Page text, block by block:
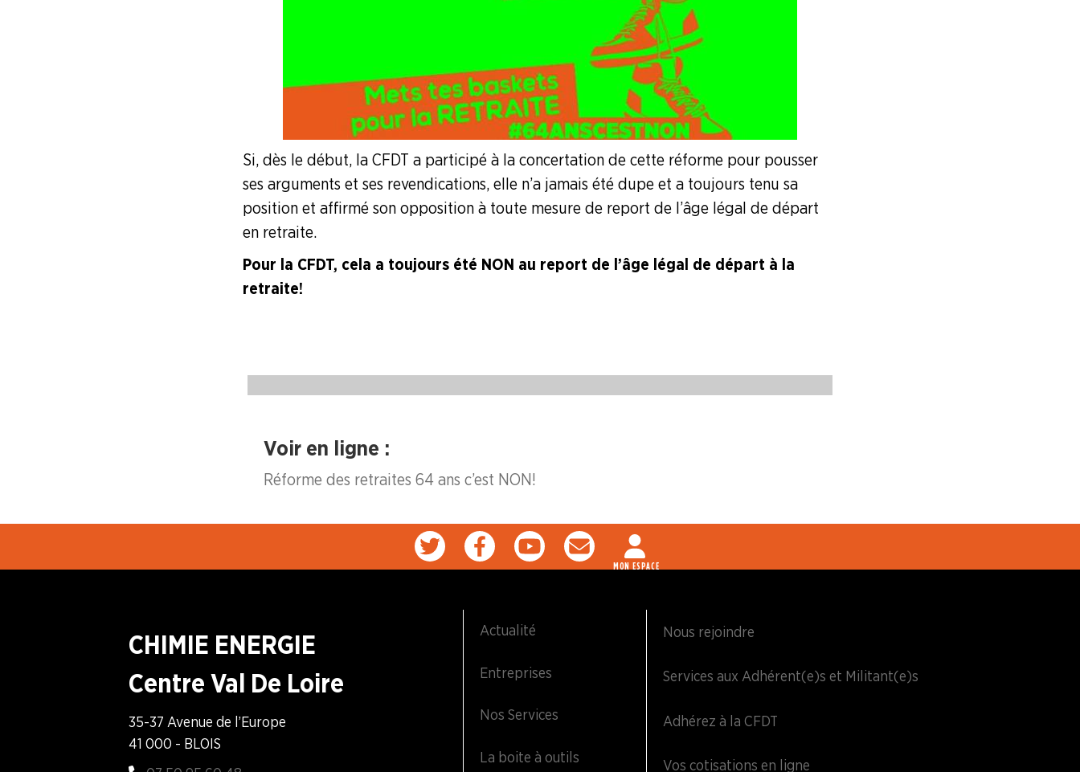
Si, dès le début, la CFDT a participé à la concertation de cette réforme pour pousser
ses arguments et ses revendications, elle n’a jamais été dupe et a toujours tenu sa
position et affirmé son opposition à toute mesure de report de l’âge légal de départ
en retraite.
Pour la CFDT, cela a toujours été NON au report de l’âge légal de départ à la
retraite !
Voir en ligne :
Réforme des retraites 64 ans c’est NON !
MON ESPACE
CHIMIE ENERGIE
Centre Val De Loire
35-37 Avenue de l’Europe
41 000 - BLOIS
Actualité
Entreprises
Nos Services
La boite à outils
Nous rejoindre
Services aux Adhérent(e)s et Militant(e)s
Adhérez à la CFDT
Vos cotisations en ligne